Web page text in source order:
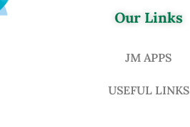
Our Links
JM APPS
USEFUL LINKS